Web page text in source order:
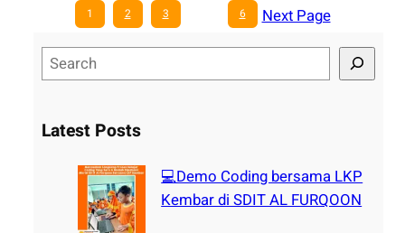
1 2 3 6
Next Page
e
rLatest Posts
💻Demo Coding bersama LKP
Kembar di SDIT AL FURQOON